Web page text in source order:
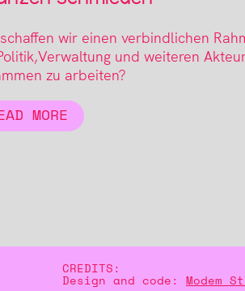
wir einen verbindlichen
und weiteren
zu arbeiten?
MORE
CREDITS:
Design and code: Modem